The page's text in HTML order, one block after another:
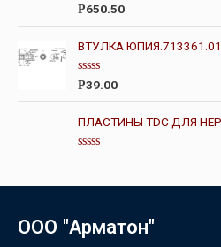
и
з
О
е
н
к
а
и
з
Р650.50
ВТУЛКА
О
е
н
к
а
5
Р39.00
ПЛАСТИНЫ TDC ДЛЯ
0
и
ООО "Арматон"